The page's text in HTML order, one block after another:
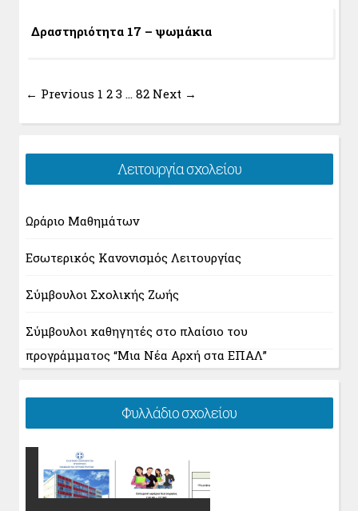
Δραστηριότητα 17 – ψωμάκια
← Previous 1 2 3 … 82 Next →
Λειτουργία σχολείου
Ωράριο Μαθημάτων
Εσωτερικός Κανονισμός Λειτουργίας
Σύμβουλοι Σχολικής Ζωής
Σύμβουλοι καθηγητές στο πλαίσιο του
προγράμματος “Μια Νέα Αρχή στα ΕΠΑΛ”
Φυλλάδιο σχολείου